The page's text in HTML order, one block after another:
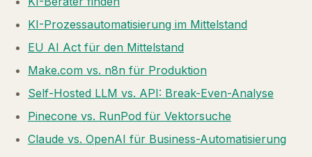
KI-Prozessautomatisierung im Mittelstand
EU AI Act für den Mittelstand
Make.com vs. n8n für Produktion
Self-Hosted LLM vs. API: Break-Even-Analyse
Pinecone vs. RunPod für Vektorsuche
Claude vs. OpenAI für Business-Automatisierung